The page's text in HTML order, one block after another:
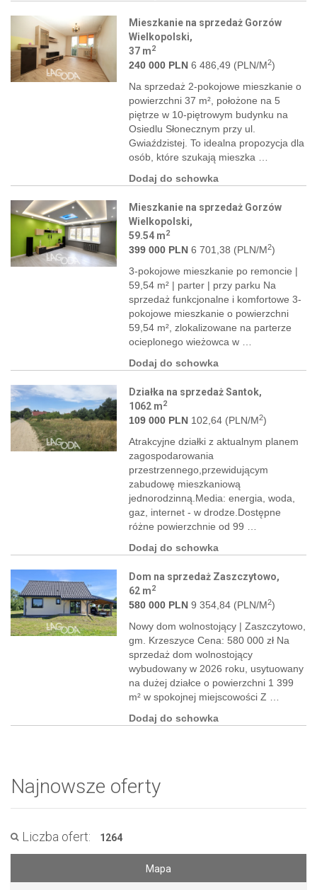
Mieszkanie na sprzedaż Gorzów
Wielkopolski,
37 m2
240 000 PLN 6 486,49 (PLN/M2)
Na sprzedaż 2-pokojowe mieszkanie o
powierzchni 37 m², położone na 5
piętrze w 10-piętrowym budynku na
Osiedlu Słonecznym przy ul.
Gwiaździstej. To idealna propozycja dla
osób, które szukają mieszka …
Dodaj do schowka
Mieszkanie na sprzedaż Gorzów
Wielkopolski,
59.54 m2
399 000 PLN 6 701,38 (PLN/M2)
3-pokojowe mieszkanie po remoncie |
59,54 m² | parter | przy parku Na
sprzedaż funkcjonalne i komfortowe 3-
pokojowe mieszkanie o powierzchni
59,54 m², zlokalizowane na parterze
ocieplonego wieżowca w …
Dodaj do schowka
Działka na sprzedaż Santok,
1062 m2
109 000 PLN 102,64 (PLN/M2)
Atrakcyjne działki z aktualnym planem
zagospodarowania
przestrzennego,przewidującym
zabudowę mieszkaniową
jednorodzinną.Media: energia, woda,
gaz, internet - w drodze.Dostępne
różne powierzchnie od 99 …
Dodaj do schowka
Dom na sprzedaż Zaszczytowo,
62 m2
580 000 PLN 9 354,84 (PLN/M2)
Nowy dom wolnostojący | Zaszczytowo,
gm. Krzeszyce Cena: 580 000 zł Na
sprzedaż dom wolnostojący
wybudowany w 2026 roku, usytuowany
na dużej działce o powierzchni 1 399
m² w spokojnej miejscowości Z …
Dodaj do schowka
Najnowsze oferty
Liczba ofert: 1264
Mapa